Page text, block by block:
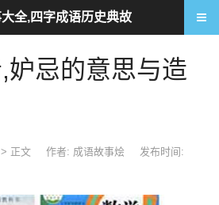
妒忌的意思与造
> 正文 作者: 成语故事烩
发布时间:
全,四字成语历史典故